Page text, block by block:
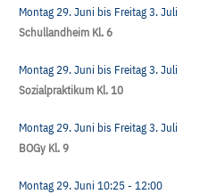
Montag 29. Juni bis Freitag 3. Juli
Schullandheim Kl. 6
Montag 29. Juni bis Freitag 3. Juli
Sozialpraktikum Kl. 10
Montag 29. Juni bis Freitag 3. Juli
BOGy Kl. 9
Montag 29. Juni 10:25- 12:00